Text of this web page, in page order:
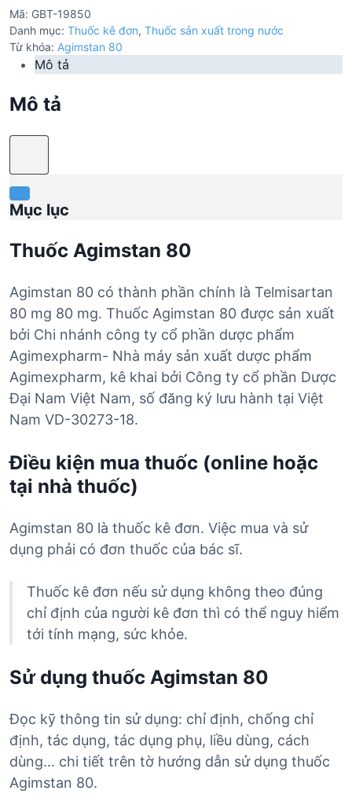
Mã: GBT-19850
Danh mục: Thuốc kê đơn, Thuốc sản xuất trong nước
Từ khóa: Agimstan 80
Mô tả
Mô tả
Mục lục
Thuốc Agimstan 80
Agimstan 80 có thành phần chính là Telmisartan
80 mg 80 mg. Thuốc Agimstan 80 được sản xuất
bởi Chi nhánh công ty cổ phần dược phẩm
Agimexpharm- Nhà máy sản xuất dược phẩm
Agimexpharm, kê khai bởi Công ty cổ phần Dược
Đại Nam Việt Nam, số đăng ký lưu hành tại Việt
Nam VD-30273-18.
Điều kiện mua thuốc (online hoặc
tại nhà thuốc)
Agimstan 80 là thuốc kê đơn. Việc mua và sử
dụng phải có đơn thuốc của bác sĩ.
Thuốc kê đơn nếu sử dụng không theo đúng
chỉ định của người kê đơn thì có thể nguy hiểm
tới tính mạng, sức khỏe.
Sử dụng thuốc Agimstan 80
Đọc kỹ thông tin sử dụng: chỉ định, chống chỉ
định, tác dụng, tác dụng phụ, liều dùng, cách
dùng… chi tiết trên tờ hướng dẫn sử dụng thuốc
Agimstan 80.